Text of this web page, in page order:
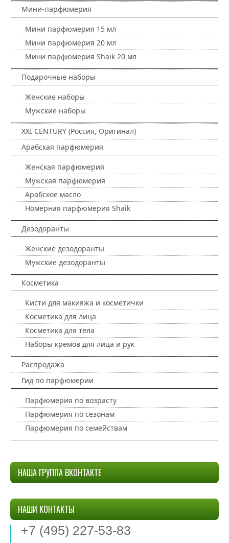
Мини-парфюмерия
Мини парфюмерия 15 мл
Мини парфюмерия 20 мл
Мини парфюмерия Shaik 20 мл
Подарочные наборы
Женские наборы
Мужские наборы
XXI CENTURY (Россия, Оригинал)
Арабская парфюмерия
Женская парфюмерия
Мужская парфюмерия
Арабское масло
Номерная парфюмерия Shaik
Дезодоранты
Женские дезодоранты
Мужские дезодоранты
Косметика
Кисти для макияжа и косметички
Косметика для лица
Косметика для тела
Наборы кремов для лица и рук
Распродажа
Гид по парфюмерии
Парфюмерия по возрасту
Парфюмерия по сезонам
Парфюмерия по семействам
НАША ГРУППА ВКОНТАКТЕ
НАШИ КОНТАКТЫ
+7 (495) 227-53-83